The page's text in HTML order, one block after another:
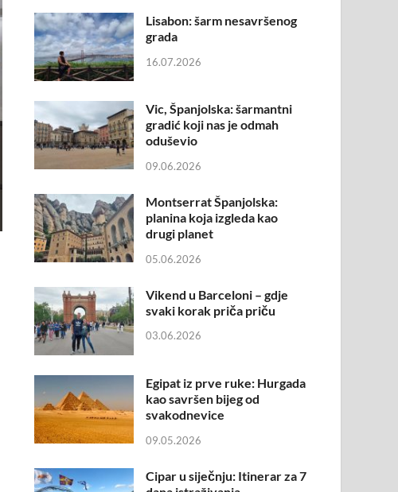
Lisabon: šarm nesavršenog
grada
16.07.2026
Vic, Španjolska: šarmantni
gradić koji nas je odmah
oduševio
09.06.2026
Montserrat Španjolska:
planina koja izgleda kao
drugi planet
05.06.2026
Vikend u Barceloni – gdje
svaki korak priča priču
03.06.2026
Egipat iz prve ruke: Hurgada
kao savršen bijeg od
svakodnevice
09.05.2026
Cipar u siječnju: Itinerar za 7